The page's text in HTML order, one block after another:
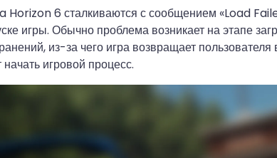
Horizon 6 сталкиваются с сообщением «Load
игры. Обычно проблема возникает на этапе
из-за чего игра возвращает
игровой процесс.